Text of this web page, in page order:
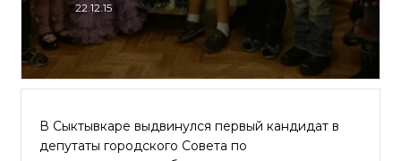
22.12.15
В Сыктывкаре выдвинулся первый кандидат в
депутаты городского Совета по